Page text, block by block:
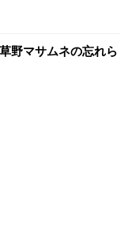
野マサムネの忘れら